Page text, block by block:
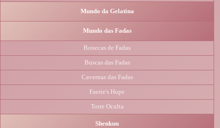
Mundo da Gelatina
Mundo das Fadas
Bonecas de Fadas
Buscas das Fadas
Cavernas das Fadas
Faerie's Hope
Torre Oculta
Shenkuu